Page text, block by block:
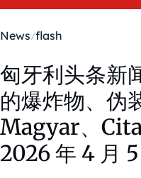
News flash
匈牙利头条新
的爆炸物、伪
Magyar、
2026 年 4 月 5